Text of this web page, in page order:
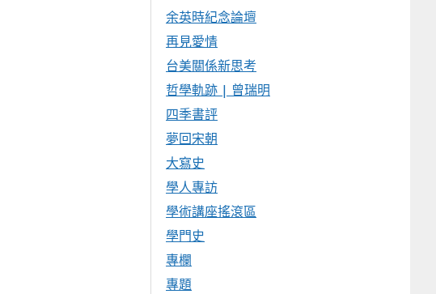
余英時紀念論壇
再見愛情
台美關係新思考
哲學軌跡 | 曾瑞明
四季書評
夢回宋朝
大寫史
學人專訪
學術講座搖滾區
學門史
專欄
專題